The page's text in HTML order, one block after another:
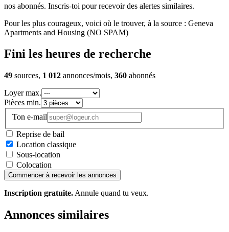
nos abonnés. Inscris-toi pour recevoir des alertes similaires.
Pour les plus courageux, voici où le trouver, à la source : Geneva
Apartments and Housing (NO SPAM)
Fini les heures de recherche
49 sources, 1 012 annonces/mois, 360 abonnés
Loyer max.
Pièces min.
Ton e-mail
Reprise de bail
Location classique
Sous-location
Colocation
Commencer à recevoir les annonces
Inscription gratuite. Annule quand tu veux.
Annonces similaires